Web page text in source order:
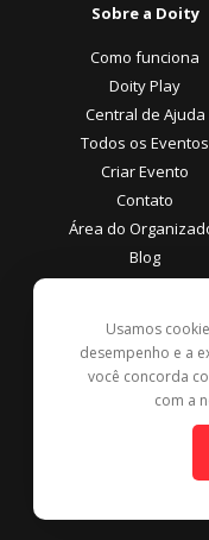
Sobre a Doity
Como funciona
Doity Play
Central de Ajuda
Todos os Eventos
Criar Evento
Contato
Área do
Blog
Área do
Central de Ajuda
Denunciar este
Usamos
desempenho e a
você concorda
com a